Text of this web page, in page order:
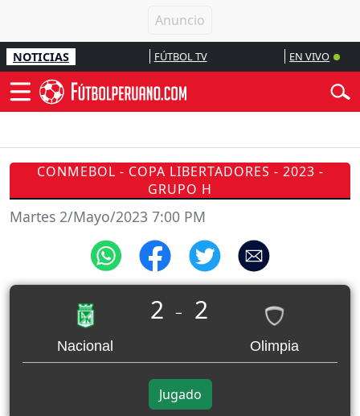
NOTICIAS FÚTBOL TV EN VIVO
CONMEBOL - COPA LIBERTADORES - 2023 -
GRUPO H
Martes 2/Mayo/2023 7:00 PM
Nacional
2 _ 2
Olimpia
Jugado